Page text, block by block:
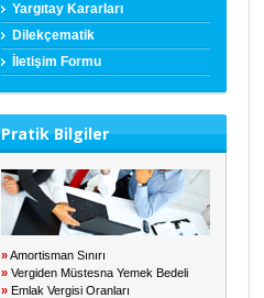
Yargıtay Kararları
Dilekçematik
İletişim Formu
Pratik Bilgiler
»Amortisman Sınırı
» Vergiden Müstesna Yemek Bedeli
» Emlak Vergisi Oranları